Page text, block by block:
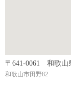
〒641-0061 和歌山
和歌山市田野82